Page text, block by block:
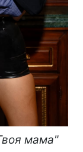
мама"